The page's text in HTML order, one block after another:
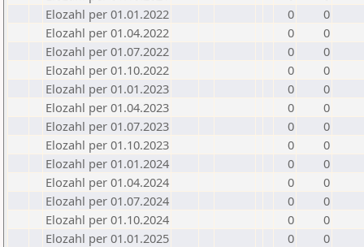
Elozahl per 01.01.2022
0
0
Elozahl per 01.04.2022
0
0
Elozahl per 01.07.2022
0
0
Elozahl per 01.10.2022
0
0
Elozahl per 01.01.2023
0
0
Elozahl per 01.04.2023
0
0
Elozahl per 01.07.2023
0
0
Elozahl per 01.10.2023
0
0
Elozahl per 01.01.2024
0
0
Elozahl per 01.04.2024
0
0
Elozahl per 01.07.2024
0
0
Elozahl per 01.10.2024
0
0
Elozahl per 01.01.2025
0
0